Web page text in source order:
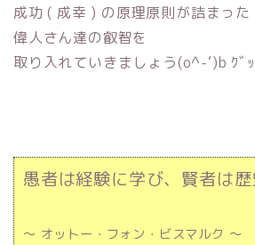
成功 ( 成幸 ) の原理原則が詰まった
偉人さん達の叡智を
取り入れていきましょう(o^-‘)b ｸﾞ
愚者は経験に学び、賢者は歴
～ オットー・フォン・ビスマルク ～